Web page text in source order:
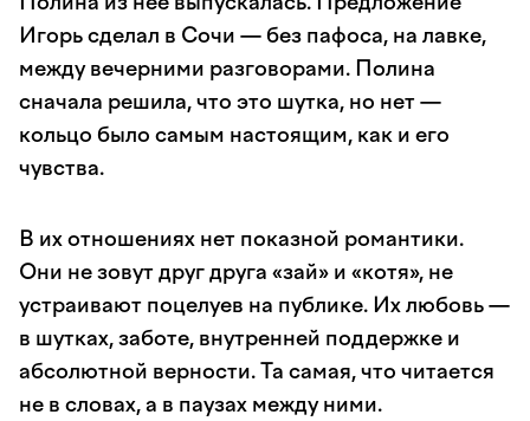
Игорь сделал в Сочи — без пафоса, на лавке,
между вечерними разговорами. Полина
сначала решила, что это шутка, но нет —
кольцо было самым настоящим, как и его
чувства.
В их отношениях нет показной романтики.
Они не зовут друг друга «зай» и «котя», не
устраивают поцелуев на публике. Их любовь —
в шутках, заботе, внутренней поддержке и
абсолютной верности. Та самая, что читается
не в словах, а в паузах между ними.